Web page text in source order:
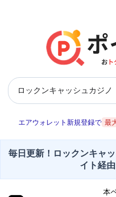
エアウォレット新規登録で 最
毎日更新！ロックンキャ
イト経
本